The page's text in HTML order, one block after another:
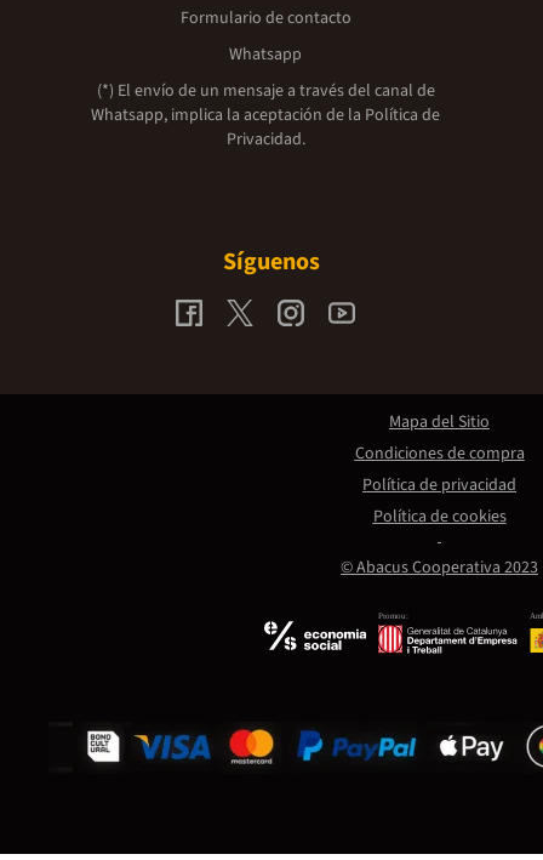
Formulario de contacto
Whatsapp
(*) El envío de un mensaje a través del canal de
Whatsapp, implica la aceptación de la Política de
Privacidad.
Síguenos
Promou:
© Abacus Cooperativa 2023
Mapa del Sitio
Condiciones de compra
Política de privacidad
Política de cookies